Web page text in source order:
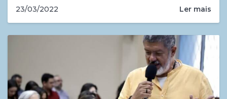
23/03/2022 Ler mais